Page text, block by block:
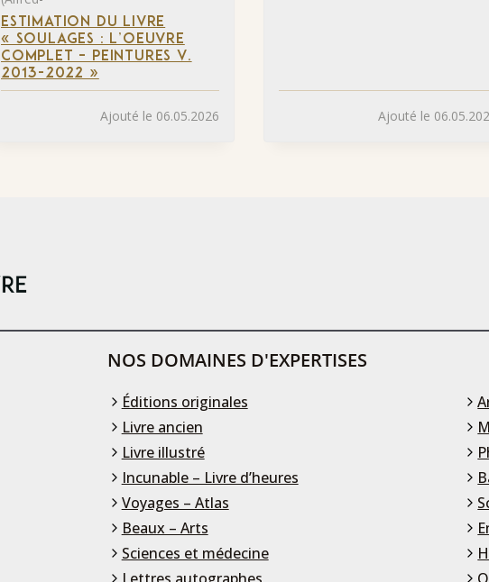
ESTIMATION DU LIVRE
« SOULAGES : L’OEUVRE
COMPLET – PEINTURES V.
2013-2022 »
Ajouté le 06.05.2026 Ajouté le
NOS DOMAINES D'EXPERTISES
Éditions originales
Livre ancien
Livre illustré
Incunable – Livre d’heures
Voyages – Atlas
Beaux – Arts
Sciences et médecine